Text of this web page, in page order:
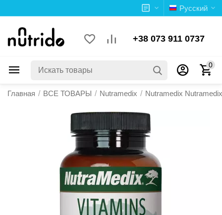
Русский
+38 073 911 0737
0
Главная / ВСЕ ТОВАРЫ / Nutramedix / Nutramedix Nutramedix